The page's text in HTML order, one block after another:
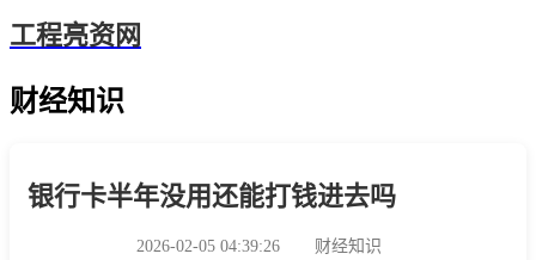
工程亮资网
财经知识
银行卡半年没用还能打钱进去吗
2026-02-05 04:39:26 财经知识